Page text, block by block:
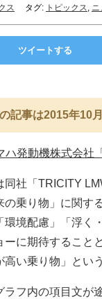
ス タグ: トピックス, ニ
ツイートする
記事は2015年10
ハ発動機株式会社
同社「TRICITY
の乗り物」に関す
環境配慮」「浮
ーに期待すること
高い乗り物」とい
ラフ内の項目文が